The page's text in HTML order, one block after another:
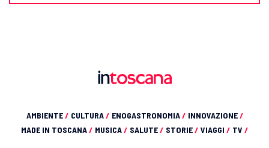
AMBIENTE/ CULTURA/ ENOGASTRONOMIA/ INNOVAZIONE/
MADE IN TOSCANA/ MUSICA/ SALUTE/ STORIE/ VIAGGI / TV /